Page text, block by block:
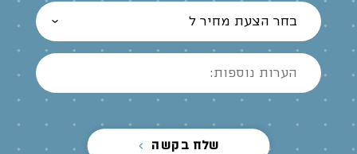
בחר הצעת מחיר ל
שלח בקשה